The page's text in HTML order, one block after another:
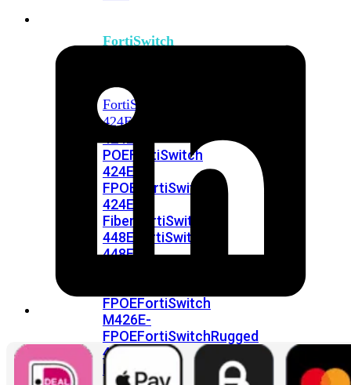
FortiSwitch
FortiSwitch
424EFortiSwitch
POEFortiSwitch
424E-
FPOE
FortiSwitch
424E-
Fiber FortiSwitch
448E FortiSwitch
448E-
FPOEFortiSwitch
M426E-
FPOEFortiSwitchRugged
424F-
POE